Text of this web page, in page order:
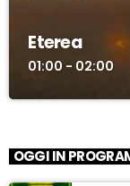
Eterea
01:00 - 02:00
OGGI IN